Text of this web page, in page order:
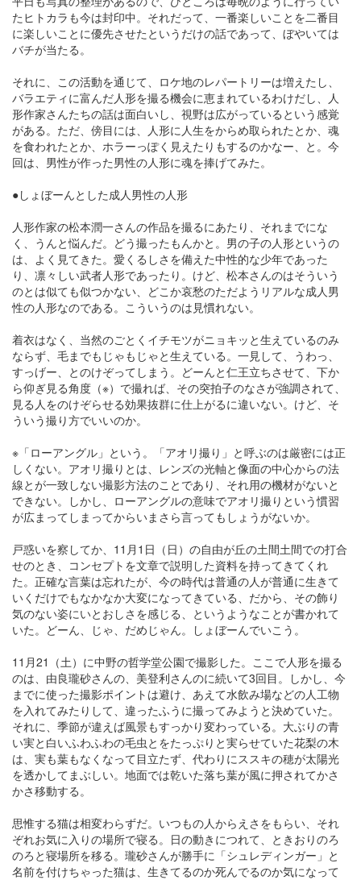
たヒトカラも今は封印中。それだって、一番楽しいことを二番目
に楽しいことに優先させたというだけの話であって、ぼやいては
バチが当たる。
それに、この活動を通じて、ロケ地のレパートリーは増えたし、
バラエティに富んだ人形を撮る機会に恵まれているわけだし、人
形作家さんたちの話は面白いし、視野は広がっているという感覚
がある。ただ、傍目には、人形に人生をからめ取られたとか、魂
を食われたとか、ホラーっぽく見えたりもするのかなー、と。今
回は、男性が作った男性の人形に魂を捧げてみた。
●しょぼーんとした成人男性の人形
人形作家の松本潤一さんの作品を撮るにあたり、それまでにな
く、うんと悩んだ。どう撮ったもんかと。男の子の人形というの
は、よく見てきた。愛くるしさを備えた中性的な少年であった
り、凛々しい武者人形であったり。けど、松本さんのはそういう
のとは似ても似つかない、どこか哀愁のただようリアルな成人男
性の人形なのである。こういうのは見慣れない。
着衣はなく、当然のごとくイチモツがニョキッと生えているのみ
ならず、毛までもじゃもじゃと生えている。一見して、うわっ、
すっげー、とのけぞってしまう。どーんと仁王立ちさせて、下か
ら仰ぎ見る角度（※）で撮れば、その突拍子のなさが強調されて、
見る人をのけぞらせる効果抜群に仕上がるに違いない。けど、そ
ういう撮り方でいいのか。
※「ローアングル」という。「アオリ撮り」と呼ぶのは厳密には正
しくない。アオリ撮りとは、レンズの光軸と像面の中心からの法
線とが一致しない撮影方法のことであり、それ用の機材がないと
できない。しかし、ローアングルの意味でアオリ撮りという慣習
が広まってしまってからいまさら言ってもしょうがないか。
戸惑いを察してか、11月1日（日）の自由が丘の土間土間での打合
せのとき、コンセプトを文章で説明した資料を持ってきてくれ
た。正確な言葉は忘れたが、今の時代は普通の人が普通に生きて
いくだけでもなかなか大変になってきている、だから、その飾り
気のない姿にいとおしさを感じる、というようなことが書かれて
いた。どーん、じゃ、だめじゃん。しょぼーんでいこう。
11月21（土）に中野の哲学堂公園で撮影した。ここで人形を撮る
のは、由良瓏砂さんの、美登利さんのに続いて3回目。しかし、今
までに使った撮影ポイントは避け、あえて水飲み場などの人工物
を入れてみたりして、違ったふうに撮ってみようと決めていた。
それに、季節が違えば風景もすっかり変わっている。大ぶりの青
い実と白いふわふわの毛虫とをたっぷりと実らせていた花梨の木
は、実も葉もなくなって目立たず、代わりにススキの穂が太陽光
を透かしてまぶしい。地面では乾いた落ち葉が風に押されてかさ
かさ移動する。
思惟する猫は相変わらずだ。いつもの人からえさをもらい、それ
ぞれお気に入りの場所で寝る。日の動きにつれて、ときおりのろ
のろと寝場所を移る。瓏砂さんが勝手に「シュレディンガー」と
名前を付けちゃった猫は、生きてるのか死んでるのか気になって